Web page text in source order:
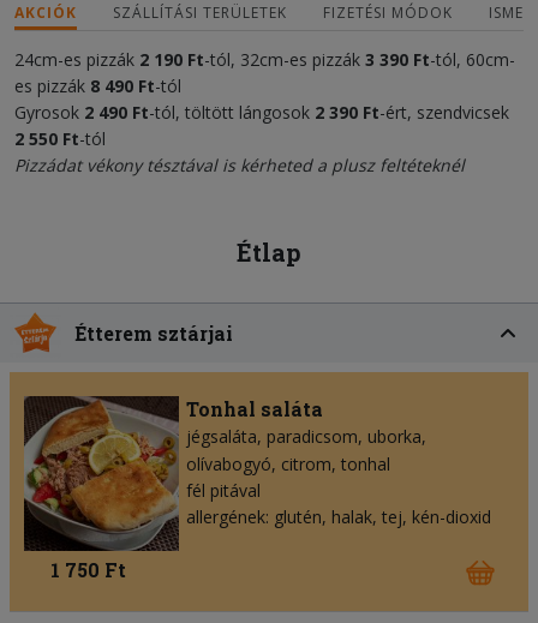
AKCIÓK SZÁLLÍTÁSI TERÜLETEK FIZETÉSI MÓDOK
24cm-es pizzák 2 190 Ft-tól, 32cm-es pizzák 3 390 Ft-tól, 60cm-
es pizzák 8 490 Ft-tól
Gyrosok 2 490 Ft-tól, töltött lángosok 2 390 Ft-ért, szendvicsek
2 550 Ft-tól
Pizzádat vékony tésztával is kérheted a plusz feltéteknél
Étlap
Étterem sztárjai
Tonhal saláta
jégsaláta paradicsom uborka
olívabogyó citrom tonhal
fél pitával
allergének: glutén, halak, tej, kén-dioxid
1 750 Ft